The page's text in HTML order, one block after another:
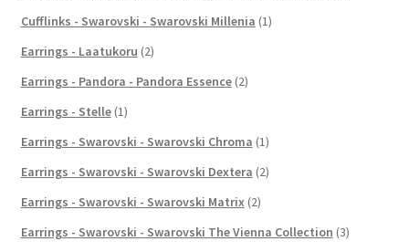
Cufflinks - Swarovski - Swarovski Millenia (1)
Earrings - Laatukoru (2)
Earrings - Pandora - Pandora Essence (2)
Earrings - Stelle (1)
Earrings - Swarovski - Swarovski Chroma (1)
Earrings - Swarovski - Swarovski Dextera (2)
Earrings - Swarovski - Swarovski Matrix (2)
Earrings - Swarovski - Swarovski The Vienna Collection (3)